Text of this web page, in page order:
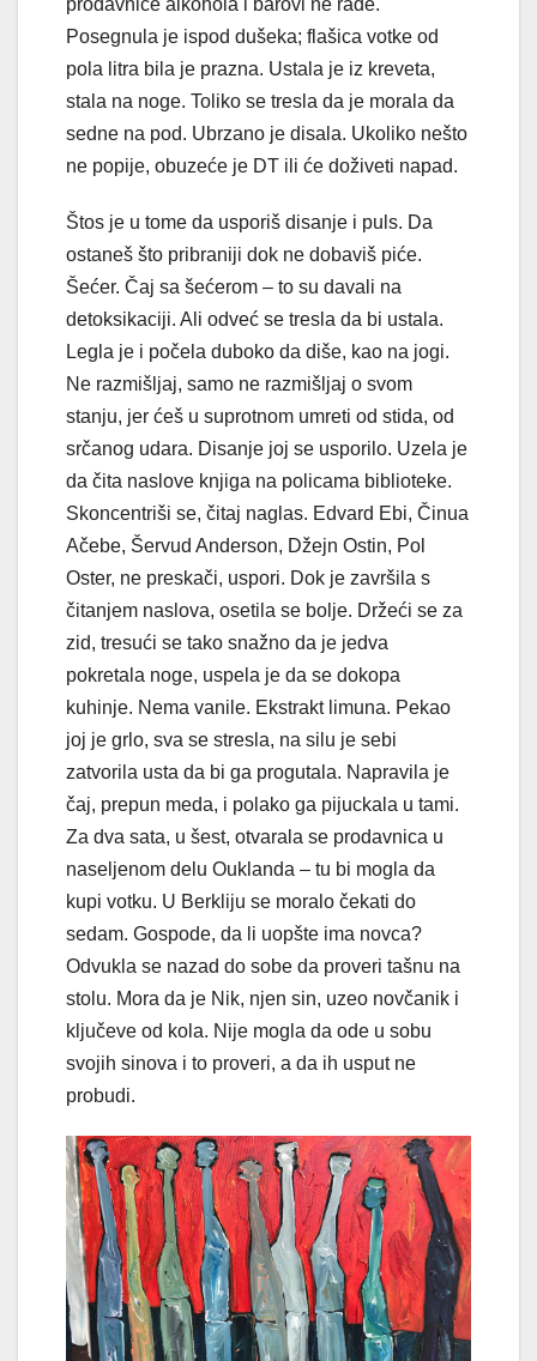
prodavnice alkohola i barovi ne rade.
Posegnula je ispod dušeka; flašica votke od
pola litra bila je prazna. Ustala je iz kreveta,
stala na noge. Toliko se tresla da je morala da
sedne na pod. Ubrzano je disala. Ukoliko nešto
ne popije, obuzeće je DT ili će doživeti napad.
Štos je u tome da usporiš disanje i puls. Da
ostaneš što pribraniji dok ne dobaviš piće.
Šećer. Čaj sa šećerom – to su davali na
detoksikaciji. Ali odveć se tresla da bi ustala.
Legla je i počela du­boko da diše, kao na jogi.
Ne razmišljaj, samo ne razmišljaj o svom
stanju, jer ćeš u suprotnom umreti od stida, od
srčanog udara. Disanje joj se usporilo. Uzela je
da čita naslove knjiga na policama biblioteke.
Skoncentriši se, čitaj naglas. Edvard Ebi, Činua
Ačebe, Šervud Anderson, Džejn Ostin, Pol
Oster, ne preskači, uspori. Dok je završila s
čitanjem naslova, osetila se bolje. Držeći se za
zid, tresući se tako snažno da je jedva
pokretala noge, uspela je da se dokopa
kuhinje. Nema vanile. Ekstrakt limuna. Pekao
joj je grlo, sva se stresla, na silu je sebi
zatvorila usta da bi ga progutala. Na­pravila je
čaj, prepun meda, i polako ga pijuckala u tami.
Za dva sata, u šest, otvarala se prodavnica u
naseljenom delu Ouklanda – tu bi mogla da
kupi votku. U Berkliju se moralo čekati do
sedam. Gospode, da li uopšte ima novca?
Odvukla se nazad do sobe da proveri tašnu na
stolu. Mora da je Nik, njen sin, uzeo novčanik i
ključeve od kola. Nije mogla da ode u sobu
svojih sinova i to proveri, a da ih usput ne
probudi.